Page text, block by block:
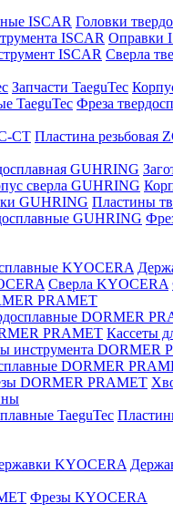
ISCAR Головки
ISCAR Оправки
ISCAR Сверла
Запчасти TaeguTec
TaeguTec Фреза
CT Пластина резьбовая
GUHRING
сверла GUHRING
GUHRING Пластины
GUHRING
KYOCERA
Сверла KYOCERA
PRAMET
DORMER
PRAMET Кассеты
инструмента DORMER
DORMER
DORMER PRAMET
TaeguTec
KYOCERA
Фрезы KYOCERA